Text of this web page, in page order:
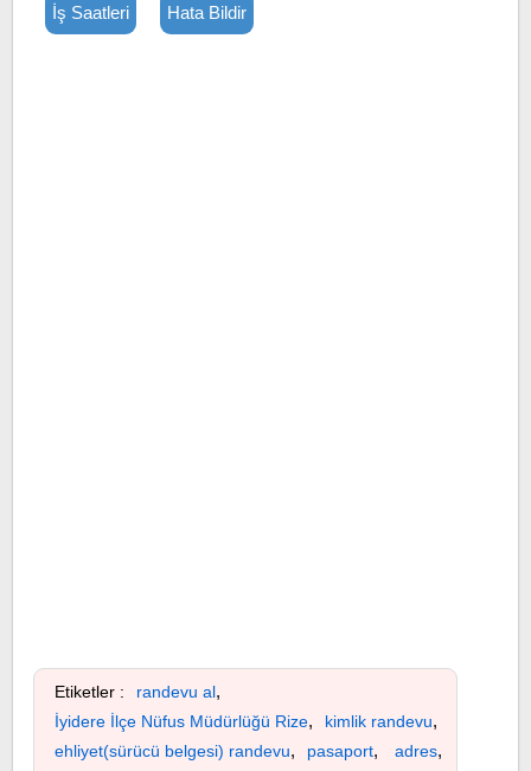
İş Saatleri Hata Bildir
Etiketler : randevu al,
İyidere İlçe Nüfus Müdürlüğü Rize, kimlik randevu,
ehliyet(sürücü belgesi) randevu, pasaport, adres,